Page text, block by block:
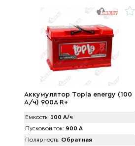
Аккумулятор Topla energy (100
А/ч) 900А R+
Емкость: 100 А/ч
Пусковой ток: 900 А
Полярность: Обратная